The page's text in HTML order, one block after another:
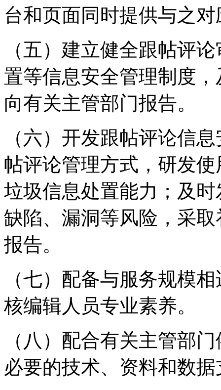
台和页面同时提供与之
（五）建立健全跟帖评
置等信息安全管理制度
向有关主管部门报告。
（六）开发跟帖评论信
帖评论管理方式，研发
垃圾信息处置能力；及
缺陷、漏洞等风险，采
报告。
（七）配备与服务规模
核编辑人员专业素养。
（八）配合有关主管部
必要的技术、资料和数